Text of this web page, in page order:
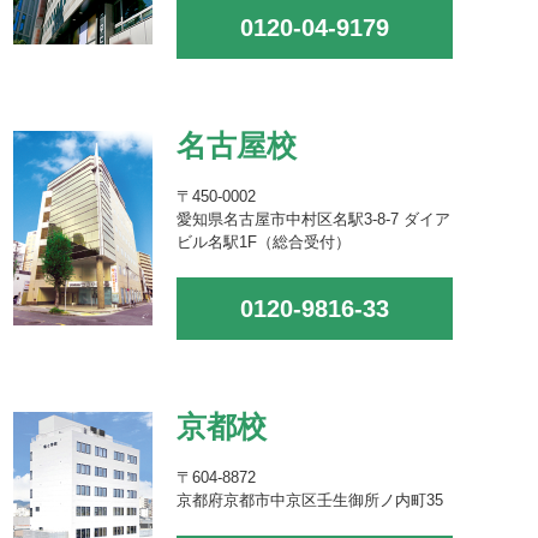
0120-04-9179
名古屋校
〒450-0002
愛知県名古屋市中村区名駅3-8-7 ダイア
ビル名駅1F（総合受付）
0120-9816-33
京都校
〒604-8872
京都府京都市中京区壬生御所ノ内町35